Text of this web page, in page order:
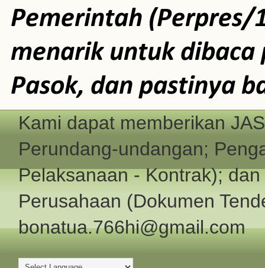
Pemerintah (Perpres/
menarik untuk dibaca
Pasok, dan pastinya
Kami dapat memberikan
Perundang-undangan;
Pelaksanaan - Kontrak);
Perusahaan (Dokumen
bonatua.766hi@gmail.com